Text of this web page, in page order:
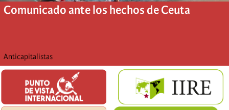
Comunicado ante los hechos de Ceuta
Anticapitalistas